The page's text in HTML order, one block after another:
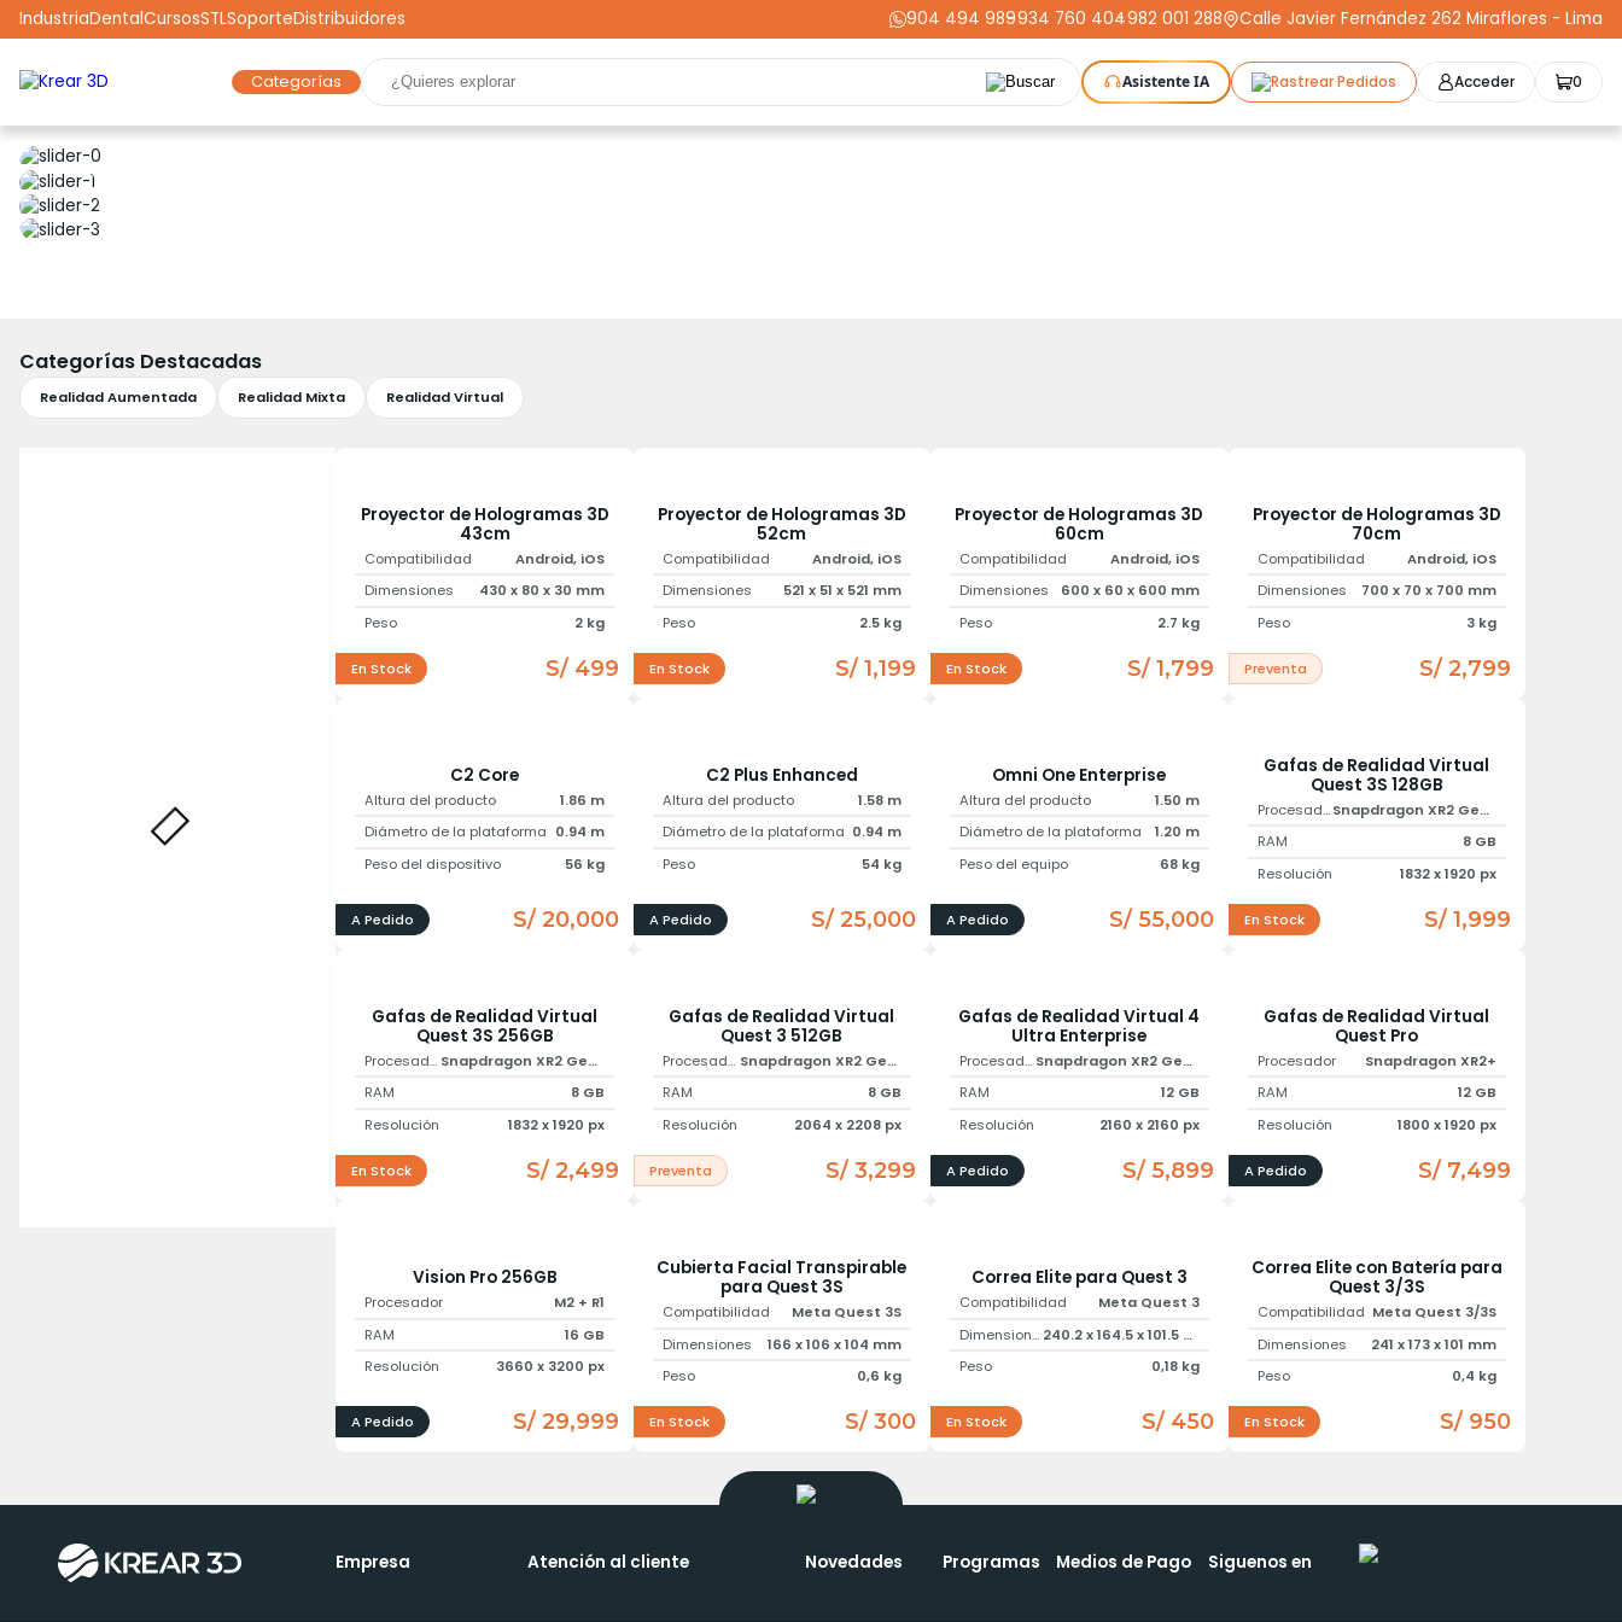
IndustriaDentalCursosSTLSoporteDistribuidores 904 494 989
-934 760 404
-982 001 288 Calle Javier Fernández 262 Miraflores - Lima
Categorías Asistente IA Rastrear Pedidos Acceder 0
Marcas
Robótica
Categorías Destacadas
Realidad Aumentada Realidad Mixta Realidad Virtual
Proyector de Hologramas 3D
43cm
Compatibilidad
Android, iOS
Dimensiones
430 x 80 x 30 mm
Peso
2 kg
En Stock S/ 499
Proyector de Hologramas 3D
52cm
Compatibilidad
Android, iOS
Dimensiones
521 x 51 x 521 mm
Peso
2.5 kg
En Stock S/ 1,199
Proyector de Hologramas 3D
60cm
Compatibilidad
Android, iOS
Dimensiones
600 x 60 x 600 mm
Peso
2.7 kg
En Stock S/ 1,799
Proyector de Hologramas 3D
70cm
Compatibilidad
Android, iOS
Dimensiones
700 x 70 x 700 mm
Peso
3 kg
Preventa S/ 2,799
C2 Core
Altura del producto
1.86 m
Diámetro de la plataforma 0.94 m
Peso del dispositivo
56 kg
A Pedido S/ 20,000
C2 Plus Enhanced
Altura del producto
1.58 m
Diámetro de la plataforma 0.94 m
Peso
54 kg
A Pedido S/ 25,000
Omni One Enterprise
Altura del producto
1.50 m
Diámetro de la plataforma
1.20 m
Peso del equipo
68 kg
A Pedido S/ 55,000
Gafas de Realidad Virtual
Quest 3S 128GB
Procesador
Snapdragon XR2 Gen 2
RAM
8 GB
Resolución
1832 x 1920 px
En Stock S/ 1,999
Gafas de Realidad Virtual
Quest 3S 256GB
Procesador
Snapdragon XR2 Gen 2
RAM
8 GB
Resolución
1832 x 1920 px
En Stock S/ 2,499
Gafas de Realidad Virtual
Quest 3 512GB
Procesador
Snapdragon XR2 Gen2
RAM
8 GB
Resolución
2064 x 2208 px
Preventa S/ 3,299
Gafas de Realidad Virtual 4
Ultra Enterprise
Procesador
Snapdragon XR2 Gen 2
RAM
12 GB
Resolución
2160 x 2160 px
A Pedido S/ 5,899
Gafas de Realidad Virtual
Quest Pro
Procesador
Snapdragon XR2+
RAM
12 GB
Resolución
1800 x 1920 px
A Pedido S/ 7,499
Vision Pro 256GB
Procesador
M2 + R1
RAM
16 GB
Resolución
3660 x 3200 px
A Pedido S/ 29,999
Cubierta Facial Transpirable
para Quest 3S
Compatibilidad
Meta Quest 3S
Dimensiones
166 x 106 x 104 mm
Peso
0,6 kg
En Stock S/ 300
Correa Elite para Quest 3
Compatibilidad
Meta Quest 3
Dimensiones
240.2 x 164.5 x 101.5 mm
Peso
0,18 kg
En Stock S/ 450
Correa Elite con Batería para
Quest 3/3S
Compatibilidad Meta Quest 3/3S
Dimensiones
241 x 173 x 101 mm
Peso
0,4 kg
En Stock S/ 950
Empresa Atención al cliente Novedades Programas Medios de Pago Siguenos en